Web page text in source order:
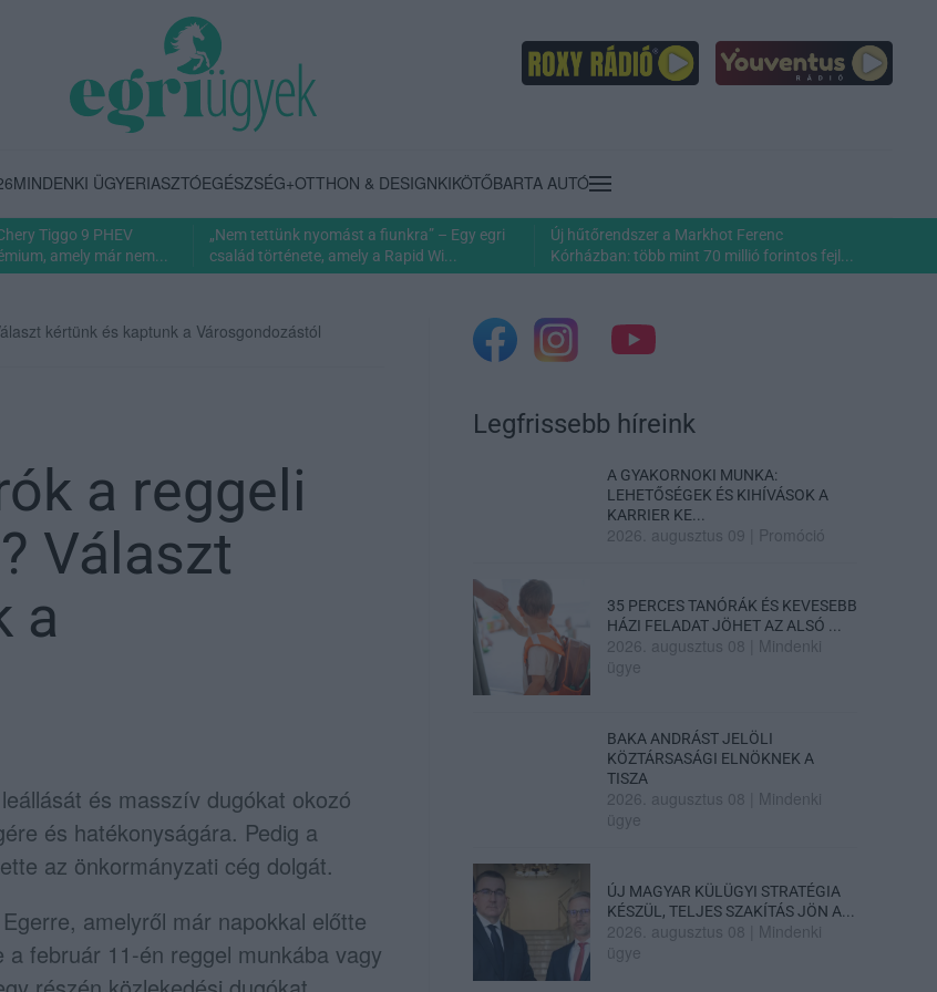
MINDENKI ÜGYERIASZTÓEGÉSZSÉG+OTTHON & DESIGNKIKÖTŐBARTA AUTÓ
Tiggo 9 PHEV
amely már nem...
„Nem tettünk nyomást a fiunkra” – Egy egri
család története, amely a Rapid Wi...
Új hűtőrendszer a Markhot Ferenc
Kórházban: több mint 70 millió forintos fejl...
kértünk és kaptunk a Városgondozástól
a reggeli
Választ
a
és masszív dugókat okozó
és hatékonyságára. Pedig a
az önkormányzati cég dolgát.
amelyről már napokkal előtte
február 11-én reggel munkába vagy
Legfrissebb híreink
A GYAKORNOKI MUNKA:
LEHETŐSÉGEK ÉS KIHÍVÁSOK A
KARRIER KE...
2026. augusztus 09 Promóció
35 PERCES TANÓRÁK ÉS KEVESEBB
HÁZI FELADAT JÖHET AZ ALSÓ ...
2026. augusztus 08
Mindenki
ügye
BAKA ANDRÁST JELÖLI
KÖZTÁRSASÁGI ELNÖKNEK A
TISZA
2026. augusztus 08
Mindenki
ügye
ÚJ MAGYAR KÜLÜGYI STRATÉGIA
KÉSZÜL, TELJES SZAKÍTÁS JÖN A...
2026. augusztus 08
Mindenki
ügye